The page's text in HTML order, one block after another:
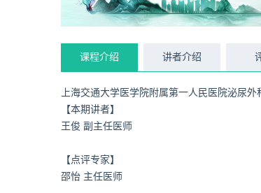
课程介绍 讲者介绍
上海交通大学医学院附属第一人民医院泌尿
【本期讲者】
王俊 副主任医师
【点评专家】
邵怡 主任医师